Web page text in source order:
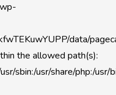
data/
the allowed path(s):
sbin:/usr/share/php:/